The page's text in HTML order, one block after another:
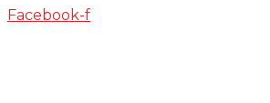
Facebook-f